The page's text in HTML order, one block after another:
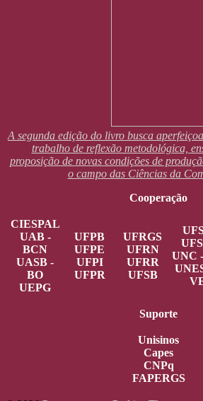
A segunda edição do livro busca
trabalho de reflexão metodológica,
proposição de novas condições de
o campo das Ciências da
Cooperação
CIESPAL
UAB -
BCN
UASB -
BO
UEPG
UFPB
UFPE
UFPI
UFPR
UFRGS
UFRN
UFRR
UFSB
UNC
Suporte
Unisinos
Capes
CNPq
FAPERGS